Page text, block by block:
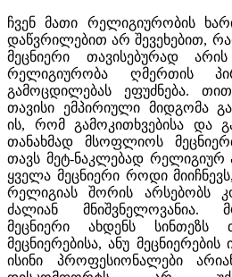
ჩვენ მათი რელიგიურობის
დაწვრილებით არ შევეხებით,
მეცნიერი თავისებურად
რელიგიურობა ღმერთის
გამოცდილებას ეფუძნება.
თავისი ემპირიული მიდგომა
ის, რომ გამოკითხვებისა და
თანახმად მსოფლიოს
თავს მეტ-ნაკლებად რელიგიურ
ყველა მეცნიერი როდი
რელიგიას შორის არსებობს
ძალიან მნიშვნელოვანია.
მეცნიერი ახდენს სინთეზს
მეცნიერებისა, ანუ
ისინი პროფესიონალები